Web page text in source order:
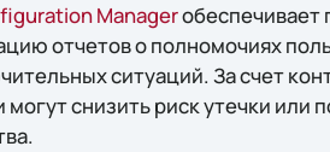
Managerобеспечивает
отчетов о полномочиях
ситуаций. За счет
снизить риск утечки или